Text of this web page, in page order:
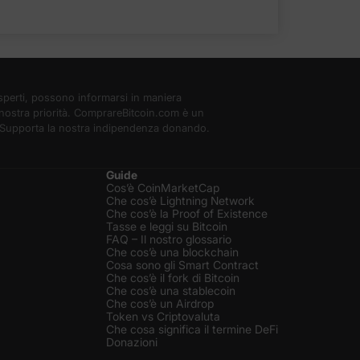
possono informarsi in maniera
priorità. ComprareBitcoin.com è un
la nostra indipendenza donando.
Guide
Cos’è CoinMarketCap
Che cos’è Lightning Network
Che cos’è la Proof of Existence
Tasse e leggi su Bitcoin
FAQ – Il nostro glossario
Che cos’è una blockchain
Cosa sono gli Smart Contract
Che cos’è il fork di Bitcoin
Che cos’è una stablecoin
Che cos’è un Airdrop
Token vs Criptovaluta
Che cosa significa il termine DeFi
Donazioni